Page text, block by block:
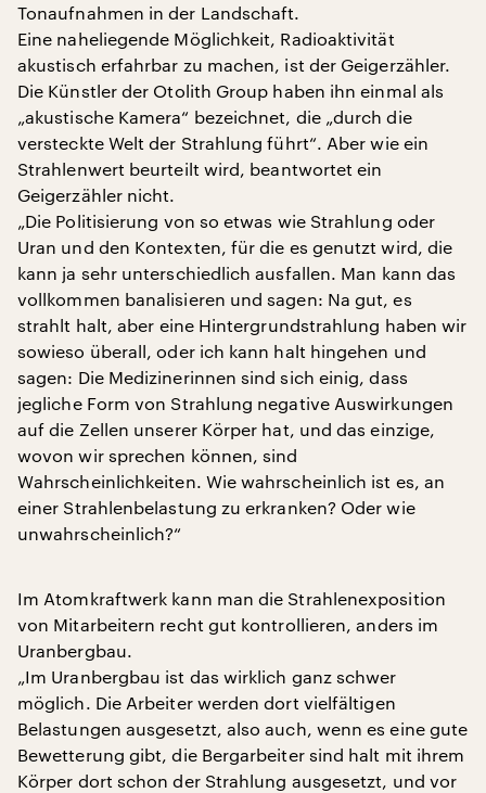
Tonaufnahmen in der Landschaft.
Eine naheliegende Möglichkeit, Radioaktivität
akustisch erfahrbar zu machen, ist der Geigerzähler.
Die Künstler der Otolith Group haben ihn einmal als
„akustische Kamera“ bezeichnet, die „durch die
versteckte Welt der Strahlung führt“. Aber wie ein
Strahlenwert beurteilt wird, beantwortet ein
Geigerzähler nicht.
„Die Politisierung von so etwas wie Strahlung oder
Uran und den Kontexten, für die es genutzt wird, die
kann ja sehr unterschiedlich ausfallen. Man kann das
vollkommen banalisieren und sagen: Na gut, es
strahlt halt, aber eine Hintergrundstrahlung haben wir
sowieso überall, oder ich kann halt hingehen und
sagen: Die Medizinerinnen sind sich einig, dass
jegliche Form von Strahlung negative Auswirkungen
auf die Zellen unserer Körper hat, und das einzige,
wovon wir sprechen können, sind
Wahrscheinlichkeiten. Wie wahrscheinlich ist es, an
einer Strahlenbelastung zu erkranken? Oder wie
unwahrscheinlich?“
Im Atomkraftwerk kann man die Strahlenexposition
von Mitarbeitern recht gut kontrollieren, anders im
Uranbergbau.
„Im Uranbergbau ist das wirklich ganz schwer
möglich. Die Arbeiter werden dort vielfältigen
Belastungen ausgesetzt, also auch, wenn es eine gute
Bewetterung gibt, die Bergarbeiter sind halt mit ihrem
Körper dort schon der Strahlung ausgesetzt, und vor